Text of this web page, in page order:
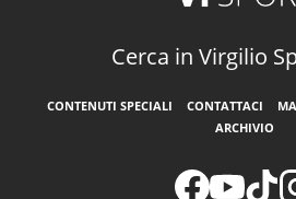
Cerca in Virgilio
CONTENUTI SPECIALI CONTATTACI
ARCHIVIO